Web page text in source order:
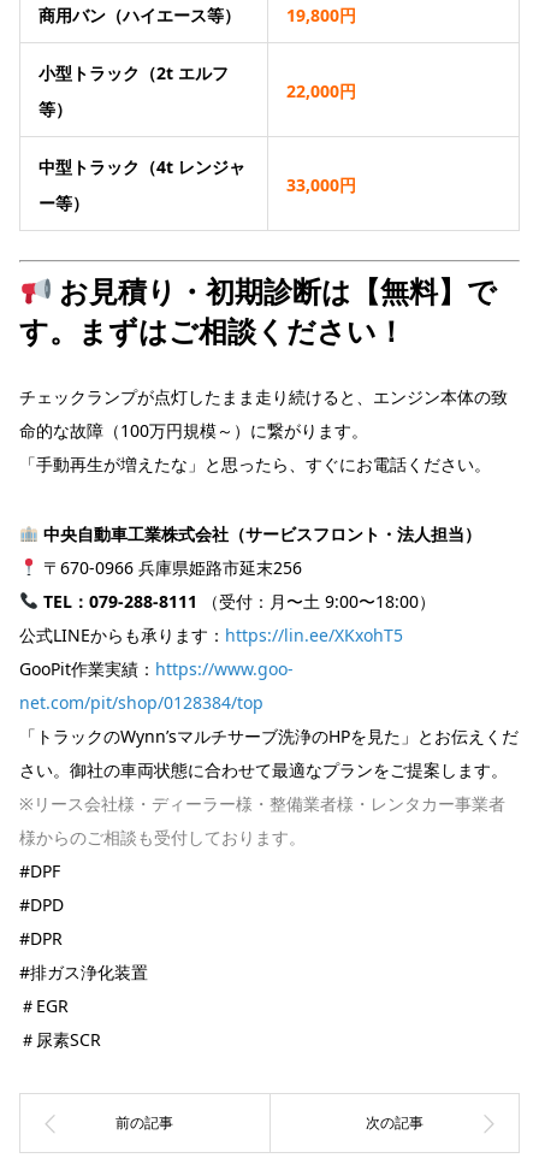
商用バン（ハイエース等） 19,800円
小型トラック（2t エルフ
等）
22,000円
中型トラック（4t レンジャ
ー等）
33,000円
お見積り・初期診断は【無料】で
す。まずはご相談ください！
チェックランプが点灯したまま走り続けると、エンジン本体の致
命的な故障（100万円規模～）に繋がります。
「手動再生が増えたな」と思ったら、すぐにお電話ください。
中央自動車工業株式会社（サービスフロント・法人担当）
〒670-0966 兵庫県姫路市延末256
TEL：079-288-8111
（受付：月〜土 9:00〜18:00）
公式LINEからも承ります： https://lin.ee/XKxohT5
GooPit作業実績： https://www.goo-
net.com/pit/shop/0128384/top
「トラックのWynn’sマルチサーブ洗浄のHPを見た」とお伝えくだ
さい。御社の車両状態に合わせて最適なプランをご提案します。
※リース会社様・ディーラー様・整備業者様・レンタカー事業者
様からのご相談も受付しております。
#DPF
#DPD
#DPR
#排ガス浄化装置
＃EGR
＃尿素SCR